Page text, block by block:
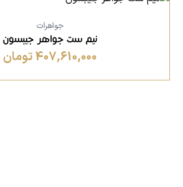
جواهرات
نیم ست جواهر جیبسون
407,610,000 تومان